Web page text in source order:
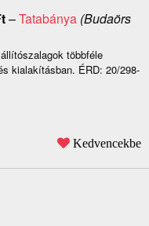
–Tatabánya(Budaörs
többféle
kialakításban. ÉRD: 20/298-
Kedvencekbe